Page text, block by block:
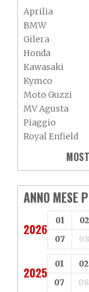
Aprilia
BMW
Gilera
Honda
Kawasaki
Kymco
Moto Guzzi
MV Agusta
Piaggio
Royal Enfield
Aeon
Axy
ANNO MESE
2026
01 02
07
08
2025
01 02
07
08